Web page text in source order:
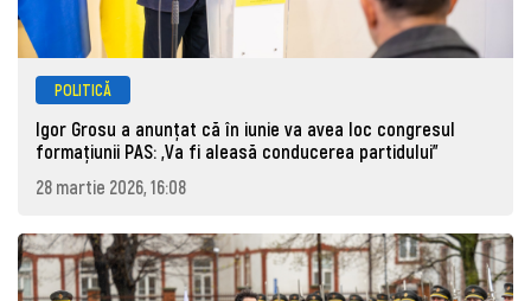
POLITICĂ
Igor Grosu a anunțat că în iunie va avea loc congresul
formațiunii PAS: „Va fi aleasă conducerea partidului”
28 martie 2026, 16:08